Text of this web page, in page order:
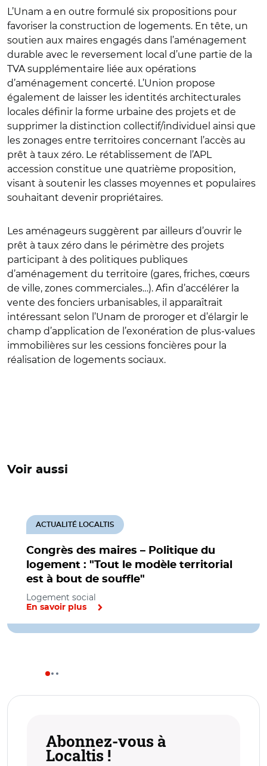
L’Unam a en outre formulé six propositions pour
favoriser la construction de logements. En tête, un
soutien aux maires engagés dans l’aménagement
durable avec le reversement local d’une partie de la
TVA supplémentaire liée aux opérations
d’aménagement concerté. L’Union propose
également de laisser les identités architecturales
locales définir la forme urbaine des projets et de
supprimer la distinction collectif/individuel ainsi que
les zonages entre territoires concernant l’accès au
prêt à taux zéro. Le rétablissement de l’APL
accession constitue une quatrième proposition,
visant à soutenir les classes moyennes et populaires
souhaitant devenir propriétaires.
Les aménageurs suggèrent par ailleurs d’ouvrir le
prêt à taux zéro dans le périmètre des projets
participant à des politiques publiques
d’aménagement du territoire (gares, friches, cœurs
de ville, zones commerciales…). Afin d’accélérer la
vente des fonciers urbanisables, il apparaîtrait
intéressant selon l’Unam de proroger et d’élargir le
champ d’application de l’exonération de plus-values
immobilières sur les cessions foncières pour la
réalisation de logements sociaux.
Voir aussi
Congrès des maires – Politique du
logement : "Tout le modèle territorial
est à bout de souffle"
ACTUALITÉ LOCALTIS
Logement social
En savoir plus
Abonnez-vous à
Localtis !